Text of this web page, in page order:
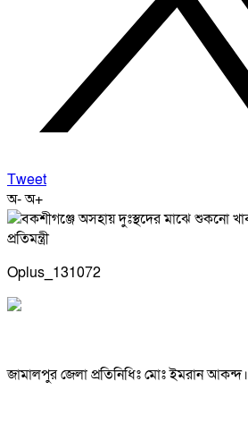
Tweet
অ-অ+
Oplus_131072
জামালপুর জেলা প্রতিনিধিঃ মোঃ ইমরান আকন্দ।